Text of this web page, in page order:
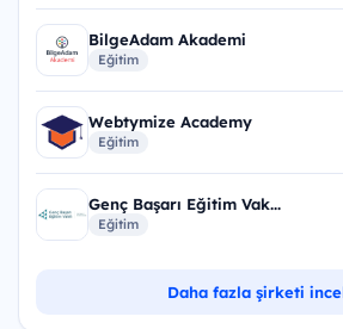
BilgeAdam Akademi
Eğitim
Webtymize Academy
Eğitim
Genç Başarı Eğitim Vak...
Eğitim
Daha fazla şirketi